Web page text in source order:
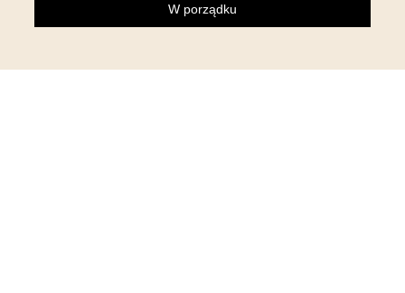
NEWSLETTER
Zapisz się do newslettera i otrzymaj 5% rabatu na pierwsze
W porządku